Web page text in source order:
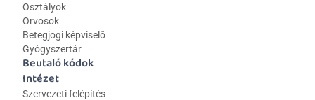
Osztályok
Orvosok
Betegjogi képviselő
Gyógyszertár
Beutaló kódok
Intézet
Szervezeti felépítés